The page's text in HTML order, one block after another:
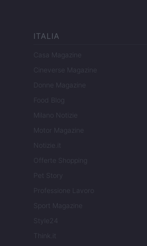
ITALIA
Casa Magazine
Cineverse Magazine
Donne Magazine
Food Blog
Milano Notizie
Motor Magazine
Notizie.it
Offerte Shopping
Pet Story
Professione Lavoro
Sport Magazine
Style24
Think.it